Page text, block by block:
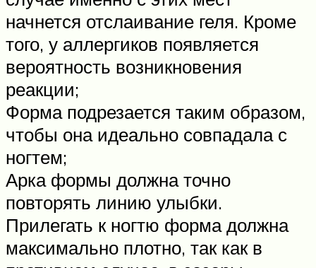
начнется отслаивание геля. Кроме
того, у аллергиков появляется
вероятность возникновения
реакции;
Форма подрезается таким образом,
чтобы она идеально совпадала с
ногтем;
Арка формы должна точно
повторять линию улыбки.
Прилегать к ногтю форма должна
максимально плотно, так как в